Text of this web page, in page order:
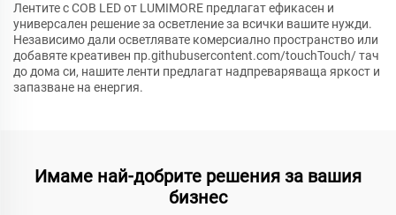
Лентите с COB LED от LUMIMORE предлагат ефикасен и
универсален решение за осветление за всички вашите нужди.
Независимо дали осветлявате комерсиално пространство или
добавяте креативен пр.githubusercontent.com/touchTouch/ тач
до дома си, нашите ленти предлагат надпреваряваща яркост и
запазване на енергия.
Имаме най-добрите решения за вашия
бизнес